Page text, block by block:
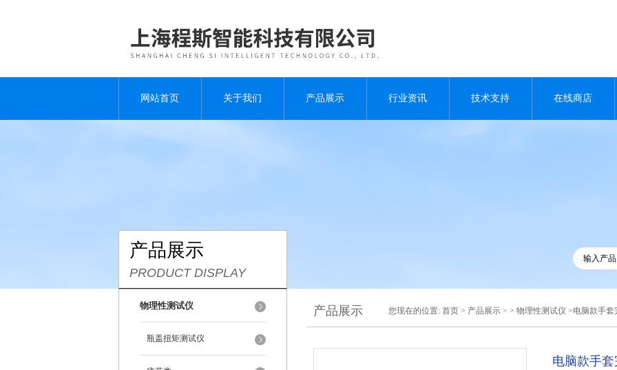
网站首页 关于我们 产品展示 行业资讯 技术支持 在线商店
产品展示
PRODUCT DISPLAY
物理性测试仪
瓶盖扭矩测试仪
产品展示 您现在的位置: 首页 > 产品展示 > > 物理性测试仪 >电脑款手套
电脑款手